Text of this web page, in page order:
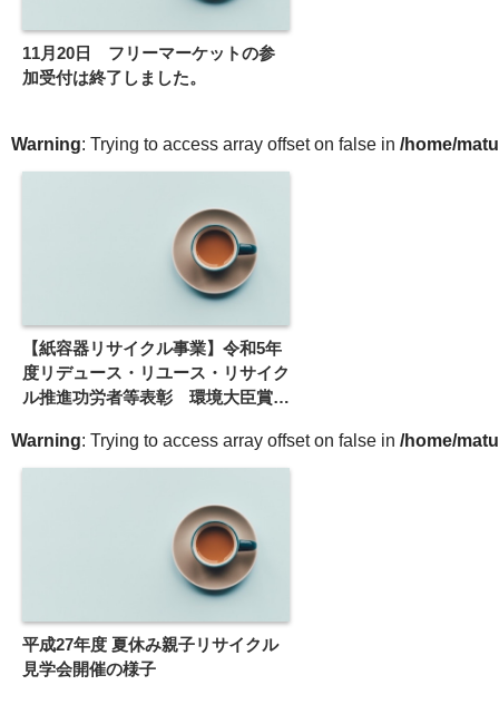
11月20日 フリーマーケットの参
加受付は終了しました。
Warning: Trying to access array offset on false in /home/
【紙容器リサイクル事業】令和5年
度リデュース・リユース・リサイク
ル推進功労者等表彰 環境大臣賞受
Warning: Trying to access array offset on false in /home/
平成27年度 夏休み親子リサイクル
見学会開催の様子